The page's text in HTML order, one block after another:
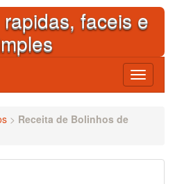
faceis e
Toggle
> Receita de Bolinhos de